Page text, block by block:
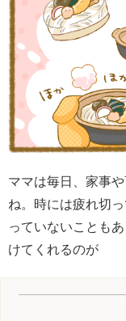
ママは毎日、家事
ね。時には疲れ切
っていないことも
けてくれるのが